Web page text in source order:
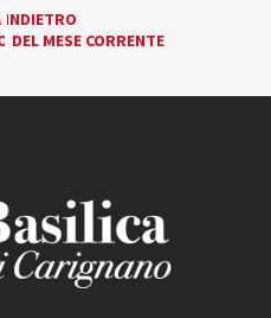
INDIETRO
DEL MESE CORRENTE